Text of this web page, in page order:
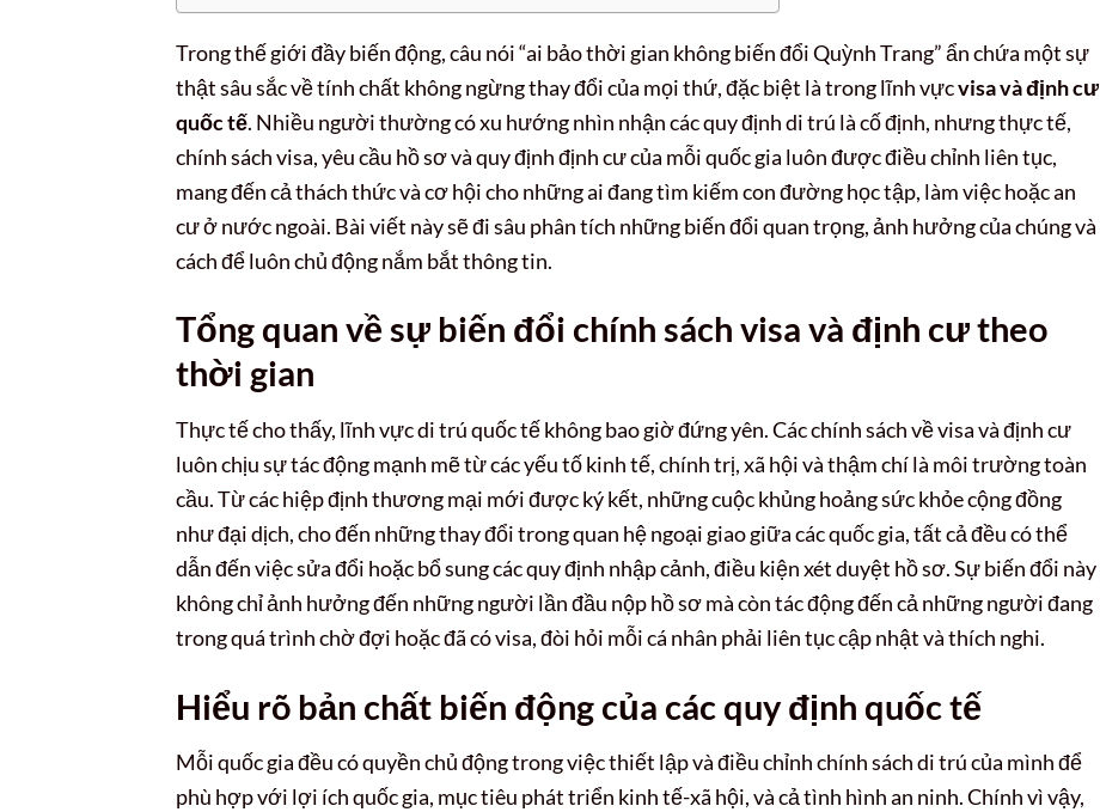
Trong thế giới đầy biến động, câu nói “ai bảo thời gian không biến đổi Quỳnh Trang” ẩn chứa một sự
thật sâu sắc về tính chất không ngừng thay đổi của mọi thứ, đặc biệt là trong lĩnh vựcvisa và định cư
quốc tế. Nhiều người thường có xu hướng nhìn nhận các quy định di trú là cố định, nhưng thực tế,
chính sách visa, yêu cầu hồ sơ và quy định định cư của mỗi quốc gia luôn được điều chỉnh liên tục,
mang đến cả thách thức và cơ hội cho những ai đang tìm kiếm con đường học tập, làm việc hoặc an
cư ở nước ngoài. Bài viết này sẽ đi sâu phân tích những biến đổi quan trọng, ảnh hưởng của chúng và
cách để luôn chủ động nắm bắt thông tin.
Tổng quan về sự biến đổi chính sách visa và định cư theo
thời gian
Thực tế cho thấy, lĩnh vực di trú quốc tế không bao giờ đứng yên. Các chính sách về visa và định cư
luôn chịu sự tác động mạnh mẽ từ các yếu tố kinh tế, chính trị, xã hội và thậm chí là môi trường toàn
cầu. Từ các hiệp định thương mại mới được ký kết, những cuộc khủng hoảng sức khỏe cộng đồng
như đại dịch, cho đến những thay đổi trong quan hệ ngoại giao giữa các quốc gia, tất cả đều có thể
dẫn đến việc sửa đổi hoặc bổ sung các quy định nhập cảnh, điều kiện xét duyệt hồ sơ. Sự biến đổi này
không chỉ ảnh hưởng đến những người lần đầu nộp hồ sơ mà còn tác động đến cả những người đang
trong quá trình chờ đợi hoặc đã có visa, đòi hỏi mỗi cá nhân phải liên tục cập nhật và thích nghi.
Hiểu rõ bản chất biến động của các quy định quốc tế
Mỗi quốc gia đều có quyền chủ động trong việc thiết lập và điều chỉnh chính sách di trú của mình để
phù hợp với lợi ích quốc gia, mục tiêu phát triển kinh tế-xã hội, và cả tình hình an ninh. Chính vì vậy,